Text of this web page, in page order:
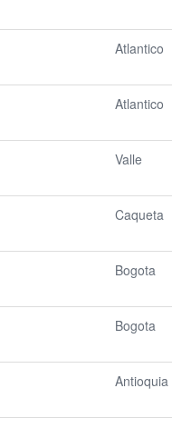
Atlantico
Atlantico
Valle
Caqueta
Bogota
Bogota
Antioquia